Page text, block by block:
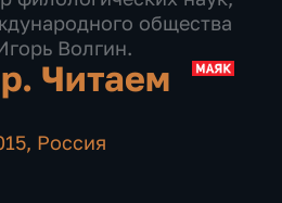
общества
Волгин.
Читаем
, Россия